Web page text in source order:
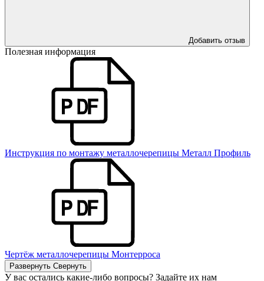
Добавить отзыв
Полезная информация
Инструкция по монтажу металлочерепицы Металл Профиль
Чертёж металлочерепицы Монтерроса
Развернуть Свернуть
У вас остались какие-либо вопросы? Задайте их нам